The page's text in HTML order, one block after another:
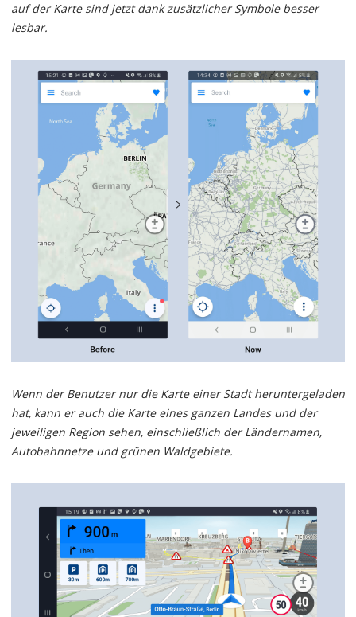
auf der Karte sind jetzt dank zusätzlicher Symbole besser
lesbar.
Wenn der Benutzer nur die Karte einer Stadt heruntergeladen
hat, kann er auch die Karte eines ganzen Landes und der
jeweiligen Region sehen, einschließlich der Ländernamen,
Autobahnnetze und grünen Waldgebiete.